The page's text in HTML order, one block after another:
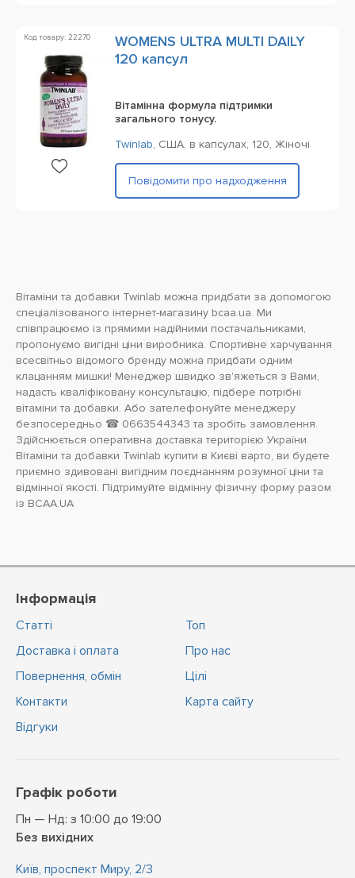
Код товару: 22270
WOMENS ULTRA MULTI DAILY
120 капсул
Вітамінна формула підтримки
загального тонусу.
Twinlab, США, в капсулах, 120, Жіночі
Повідомити про надходження
Вітаміни та добавки Twinlab можна придбати за допомогою
спеціалізованого інтернет-магазину bcaa.ua. Ми
співпрацюємо із прямими надійними постачальниками,
пропонуємо вигідні ціни виробника. Спортивне харчування
всесвітньо відомого бренду можна придбати одним
клацанням мишки! Менеджер швидко зв'яжеться з Вами,
надасть кваліфіковану консультацію, підбере потрібні
вітаміни та добавки. Або зателефонуйте менеджеру
безпосередньо ☎ 0663544343 та зробіть замовлення.
Здійснюється оперативна доставка територією України.
Вітаміни та добавки Twinlab купити в Києві варто, ви будете
приємно здивовані вигідним поєднанням розумної ціни та
відмінної якості. Підтримуйте відмінну фізичну форму разом
із BCAA.UA
Інформація
Статті
Доставка і оплата
Повернення, обмін
Контакти
Відгуки
Топ
Про нас
Цiлi
Карта сайту
Графік роботи
Пн — Нд: з 10:00 до 19:00
Без вихідних
Київ, проспект Миру, 2/3